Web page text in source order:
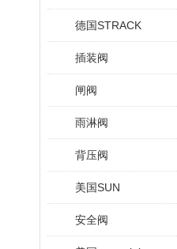
德国STRACK
插装阀
闸阀
雨淋阀
背压阀
美国SUN
安全阀